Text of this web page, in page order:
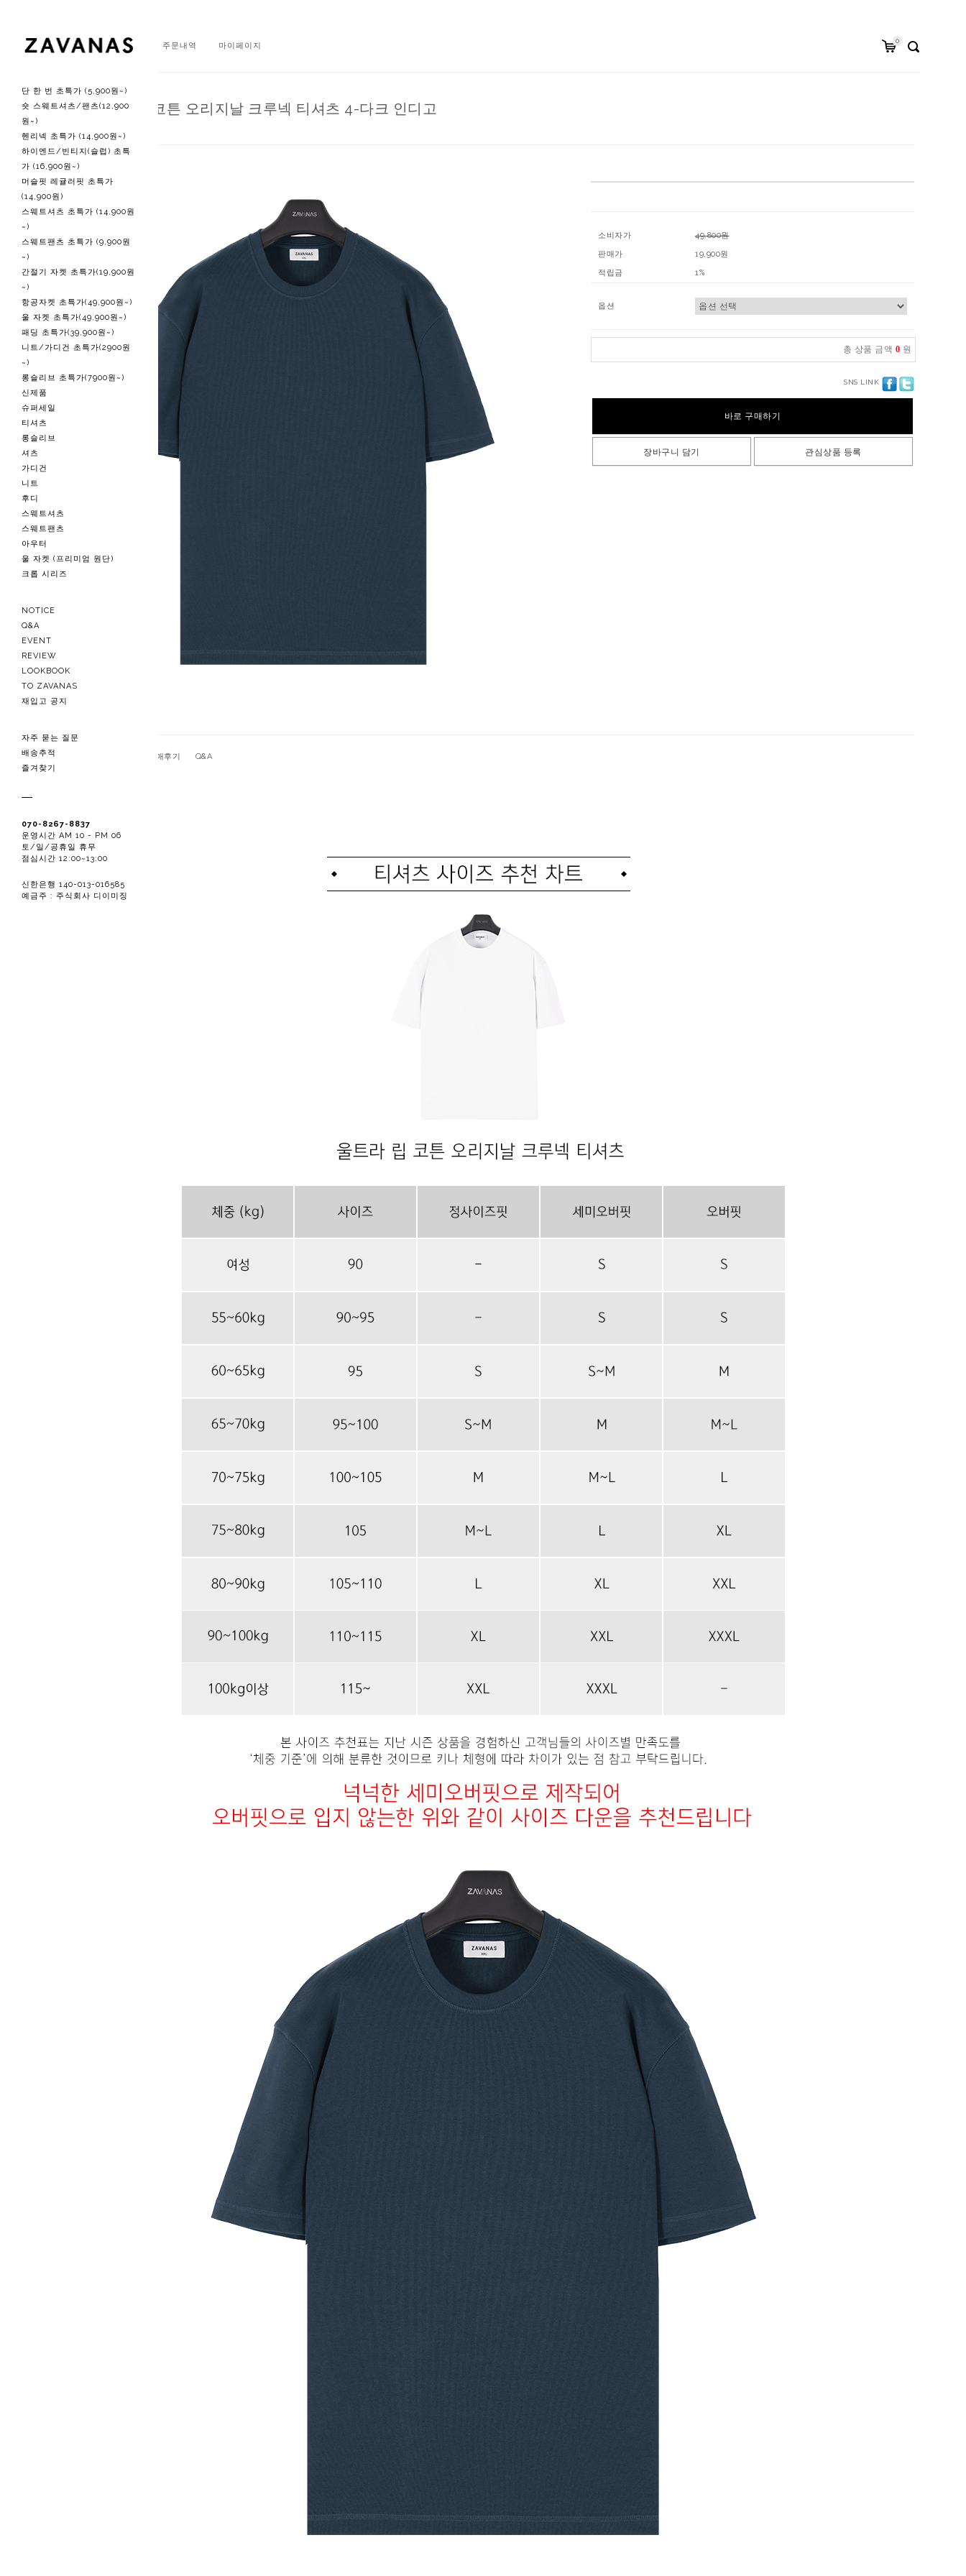
회원가입 로그인 주문내역 마이페이지
0
단 한 번 초특가 (5,900원~)
숏 스웨트셔츠/팬츠(12,900
원~)
헨리넥 초특가 (14,900원~)
하이엔드/빈티지(슬럽) 초특
가 (16,900원~)
머슬핏 레귤러핏 초특가
(14,900원)
스웨트셔츠 초특가 (14,900원
~)
스웨트팬츠 초특가 (9,900원
~)
간절기 자켓 초특가(19,900원
~)
항공자켓 초특가(49,900원~)
울 자켓 초특가(49,900원~)
패딩 초특가(39,900원~)
니트/가디건 초특가(2900원
~)
롱슬리브 초특가(7900원~)
신제품
슈퍼세일
티셔츠
롱슬리브
셔츠
가디건
니트
후디
스웨트셔츠
스웨트팬츠
아우터
울 자켓 (프리미엄 원단)
크롭 시리즈
NOTICE
Q&A
EVENT
REVIEW
LOOKBOOK
TO ZAVANAS
재입고 공지
자주 묻는 질문
배송추적
즐겨찾기
070-8267-8837
운영시간 AM 10 - PM 06
토/일/공휴일 휴무
점심시간 12:00~13:00
신한은행 140-013-016585
예금주 : 주식회사 디이미징
N 울트라 립 코튼 오리지날 크루넥 티셔츠 4-다크 인디고
소비자가
49,800원
판매가
19,900원
적립금
1%
옵션
총 상품 금액 0 원
SNS LINK
바로 구매하기
장바구니 담기 관심상품 등록
관련상품 구매후기 Q&A